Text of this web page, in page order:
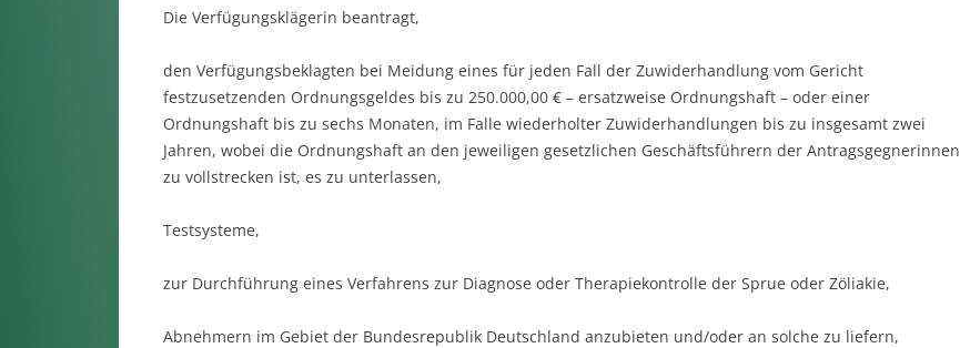
Die Verfügungsklägerin beantragt,
den Verfügungsbeklagten bei Meidung eines für jeden Fall der Zuwiderhandlung vom Gericht
festzusetzenden Ordnungsgeldes bis zu 250.000,00 € – ersatzweise Ordnungshaft – oder einer
Ordnungshaft bis zu sechs Monaten, im Falle wiederholter Zuwiderhandlungen bis zu insgesamt zwei
Jahren, wobei die Ordnungshaft an den jeweiligen gesetzlichen Geschäftsführern der Antragsgegnerinnen
zu vollstrecken ist, es zu unterlassen,
Testsysteme,
zur Durchführung eines Verfahrens zur Diagnose oder Therapiekontrolle der Sprue oder Zöliakie,
Abnehmern im Gebiet der Bundesrepublik Deutschland anzubieten und/oder an solche zu liefern,